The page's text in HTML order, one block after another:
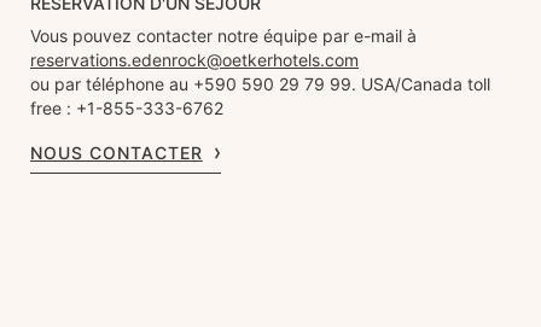
Vous pouvez contacter notre équipe par e-mail à
reservations.edenrock@oetkerhotels.com
ou par téléphone au +590 590 29 79 99. USA/Canada toll
free : +1-855-333-6762
NOUS CONTACTER